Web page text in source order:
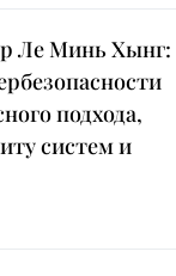
Ле Минь Хынг:
подхода,
систем и